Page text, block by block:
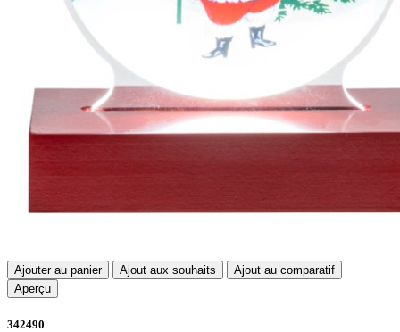
Ajouter au panier Ajout aux souhaits
Ajout au comparatif
Aperçu
342490